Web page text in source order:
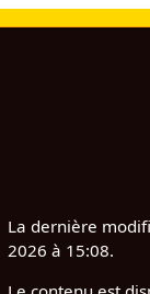
La dernière
2026 à 15:08.